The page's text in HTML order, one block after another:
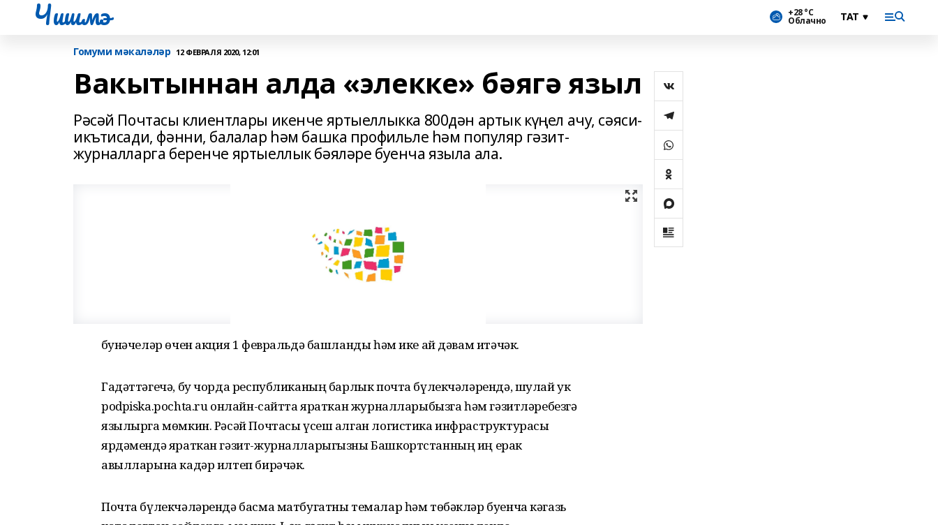
Чишмэ +28 °С
Облачно
Гомуми мәкаләләр 12 ФЕВРАЛЯ 2020, 12:01
Вакытыннан алда «элекке» бәягә языл
Рәсәй Почтасы клиентлары икенче яртыеллыкка 800дән артык күңел ачу, сәяси-
икътисади, фәнни, балалар һәм башка профильле һәм популяр гәзит-
журналларга беренче яртыеллык бәяләре буенча языла ала.
Әбунәчеләр өчен акция 1 февральдә башланды һәм ике ай дәвам итәчәк.
Гадәттәгечә, бу чорда республиканың барлык почта бүлекчәләрендә, шулай ук
podpiska.pochta.ru онлайн-сайтта яраткан журналларыбызга һәм гәзитләребезгә
язылырга мөмкин. Рәсәй Почтасы үсеш алган логистика инфраструктурасы
ярдәмендә яраткан гәзит-журналларыгызны Башкортстанның иң ерак
авылларына кадәр илтеп бирәчәк.
Почта бүлекчәләрендә басма матбугатны темалар һәм төбәкләр буенча кәгазь